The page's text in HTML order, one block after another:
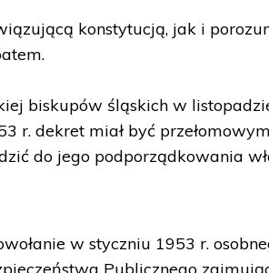
konstytucją, jak i
biskupów śląskich w
r. dekret miał być
do jego podporządkowania
w styczniu 1953 r.